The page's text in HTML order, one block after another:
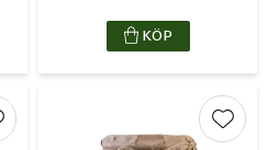
KÖP
till i favoriter Lägg